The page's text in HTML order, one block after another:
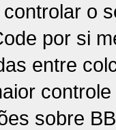
o
por si
entre
sobre